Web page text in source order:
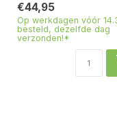
€44,95
Op werkdagen vóór
besteld, dezelfde dag
verzonden!*